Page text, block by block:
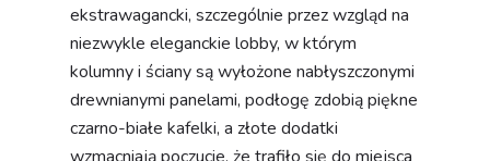
ekstrawagancki, szczególnie przez wzgląd na
niezwykle eleganckie lobby, w którym
kolumny i ściany są wyłożone nabłyszczonymi
drewnianymi panelami, podłogę zdobią piękne
czarno-białe kafelki, a złote dodatki